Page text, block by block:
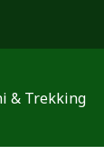
& Trekking